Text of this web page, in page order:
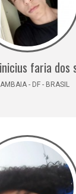
faria dos
- DF - BRASIL